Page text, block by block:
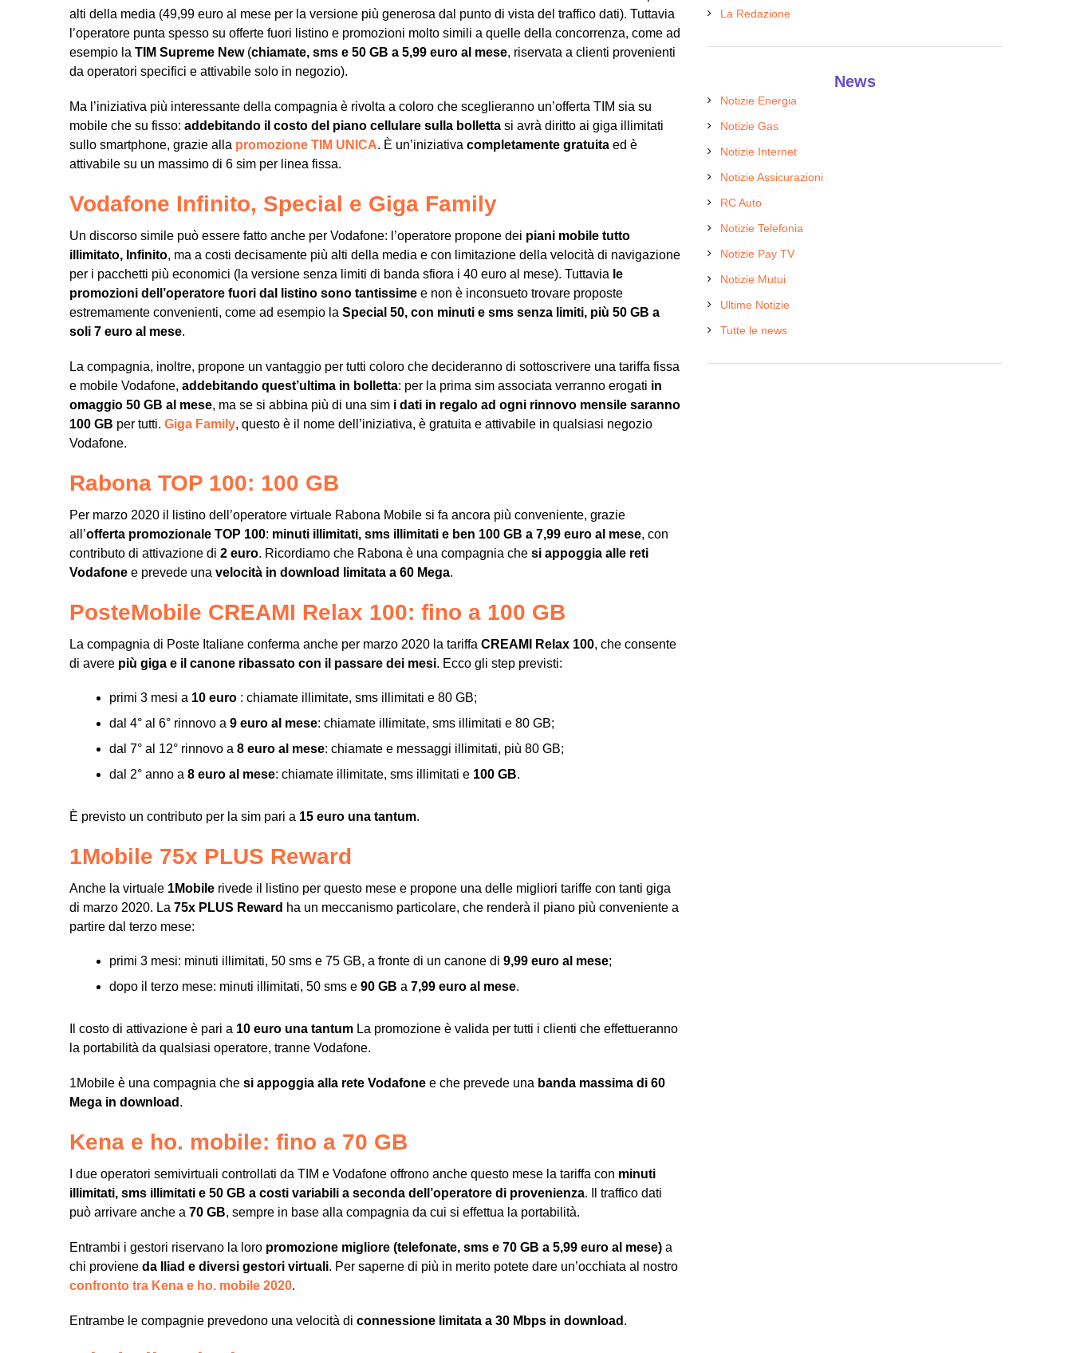
alti della media (49,99 euro al mese per la versione più generosa dal punto di vista del traffico dati). Tuttavia
l’operatore punta spesso su offerte fuori listino e promozioni molto simili a quelle della concorrenza, come ad
esempio la TIM Supreme New(chiamate, sms e 50 GB a 5,99 euro al mese, riservata a clienti provenienti
da operatori specifici e attivabile solo in negozio).
Ma l’iniziativa più interessante della compagnia è rivolta a coloro che sceglieranno un’offerta TIM sia su
mobile che su fisso: addebitando il costo del piano cellulare sulla bolletta si avrà diritto ai giga illimitati
sullo smartphone, grazie alla promozione TIM UNICA. È un’iniziativa completamente gratuita ed è
attivabile su un massimo di 6 sim per linea fissa.
Vodafone Infinito, Special e Giga Family
Un discorso simile può essere fatto anche per Vodafone: l’operatore propone dei piani mobile tutto
illimitato, Infinito, ma a costi decisamente più alti della media e con limitazione della velocità di navigazione
per i pacchetti più economici (la versione senza limiti di banda sfiora i 40 euro al mese). Tuttavia le
promozioni dell’operatore fuori dal listino sono tantissime e non è inconsueto trovare proposte
estremamente convenienti, come ad esempio la Special 50, con minuti e sms senza limiti, più 50 GB a
soli 7 euro al mese.
La compagnia, inoltre, propone un vantaggio per tutti coloro che decideranno di sottoscrivere una tariffa fissa
e mobile Vodafone, addebitando quest’ultima in bolletta: per la prima sim associata verranno erogati in
omaggio 50 GB al mese, ma se si abbina più di una sim i dati in regalo ad ogni rinnovo mensile saranno
100 GB per tutti. Giga Family, questo è il nome dell’iniziativa, è gratuita e attivabile in qualsiasi negozio
Vodafone.
Rabona TOP 100: 100 GB
Per marzo 2020 il listino dell’operatore virtuale Rabona Mobile si fa ancora più conveniente, grazie
all’offerta promozionale TOP 100: minuti illimitati, sms illimitati e ben 100 GB a 7,99 euro al mese, con
contributo di attivazione di 2 euro. Ricordiamo che Rabona è una compagnia che si appoggia alle reti
Vodafone e prevede una velocità in download limitata a 60 Mega.
PosteMobile CREAMI Relax 100: fino a 100 GB
La compagnia di Poste Italiane conferma anche per marzo 2020 la tariffa CREAMI Relax 100, che consente
di avere più giga e il canone ribassato con il passare dei mesi. Ecco gli step previsti:
primi 3 mesi a 10 euro : chiamate illimitate, sms illimitati e 80 GB;
dal 4° al 6° rinnovo a 9 euro al mese: chiamate illimitate, sms illimitati e 80 GB;
dal 7° al 12° rinnovo a 8 euro al mese: chiamate e messaggi illimitati, più 80 GB;
dal 2° anno a 8 euro al mese: chiamate illimitate, sms illimitati e 100 GB.
È previsto un contributo per la sim pari a 15 euro una tantum.
1Mobile 75x PLUS Reward
Anche la virtuale 1Mobile rivede il listino per questo mese e propone una delle migliori tariffe con tanti giga
di marzo 2020. La 75x PLUS Reward ha un meccanismo particolare, che renderà il piano più conveniente a
partire dal terzo mese:
primi 3 mesi: minuti illimitati, 50 sms e 75 GB, a fronte di un canone di 9,99 euro al mese;
dopo il terzo mese: minuti illimitati, 50 sms e 90 GB a 7,99 euro al mese.
Il costo di attivazione è pari a 10 euro una tantum La promozione è valida per tutti i clienti che effettueranno
la portabilità da qualsiasi operatore, tranne Vodafone.
1Mobile è una compagnia che si appoggia alla rete Vodafone e che prevede una banda massima di 60
Mega in download .
Kena e ho. mobile: fino a 70 GB
I due operatori semivirtuali controllati da TIM e Vodafone offrono anche questo mese la tariffa con minuti
illimitati, sms illimitati e 50 GB a costi variabili a seconda dell’operatore di provenienza. Il traffico dati
può arrivare anche a 70 GB, sempre in base alla compagnia da cui si effettua la portabilità.
Entrambi i gestori riservano la loro promozione migliore (telefonate, sms e 70 GB a 5,99 euro al mese) a
chi proviene da Iliad e diversi gestori virtuali. Per saperne di più in merito potete dare un’occhiata al nostro
confronto tra Kena e ho. mobile 2020.
Entrambe le compagnie prevedono una velocità di connessione limitata a 30 Mbps in download .
La Redazione
News
Notizie Energia
Notizie Gas
Notizie Internet
Notizie Assicurazioni
RC Auto
Notizie Telefonia
Notizie Pay TV
Notizie Mutui
Ultime Notizie
Tutte le news